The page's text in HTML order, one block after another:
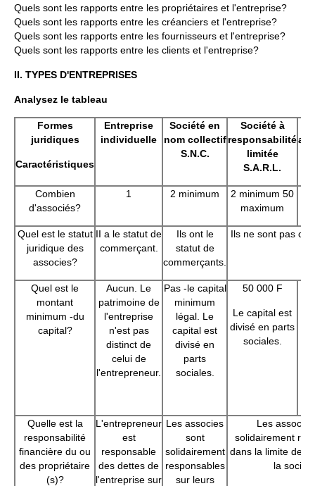
Quels sont les rapports entre les propriétaires et l'entreprise?
Quels sont les rapports entre les créanciers et l'entreprise?
Quels sont les rapports entre les fournisseurs et l'entreprise?
Quels sont les rapports entre les clients et l'entreprise?
II. TYPES D'ENTREPRISES
Analysez le tableau
Formes
juridiques
Caractéristiques
Entreprise
individuelle
Société en
nom collectif
S.N.C.
Société à
responsabilité
limitée
S.A.R.L.
Combien
d'associés?
1 2 minimum
2 minimum 50
maximum
Quel est le statut
juridique des
associes?
II a le statut de
commerçant.
Ils ont le
statut de
commerçants.
Ils ne sont pas
Quel est le
montant
minimum -du
capital?
Aucun. Le
patrimoine de
l'entreprise
n'est pas
distinct de
celui de
l'entrepreneur.
Pas -le capital
minimum
légal. Le
capital est
divisé en
parts
sociales.
50 000 F
Le capital est
divisé en parts
sociales.
Quelle est la
responsabilité
financière du ou
des propriétaire
(s)?
L'entrepreneur
est
responsable
des dettes de
l'entreprise sur
Les associes
sont
solidairement
responsables
sur leurs
Les
solidairement
dans la limite de
la